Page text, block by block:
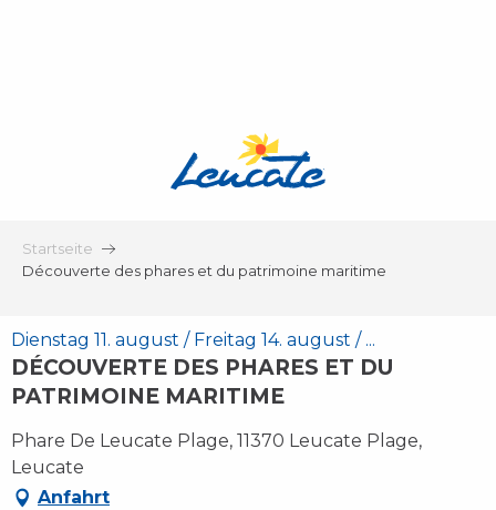
Startseite
Découverte des phares et du patrimoine maritime
Dienstag 11. august / Freitag 14. august / ...
DÉCOUVERTE DES PHARES ET DU
PATRIMOINE MARITIME
Phare De Leucate Plage, 11370 Leucate Plage,
Leucate
Anfahrt